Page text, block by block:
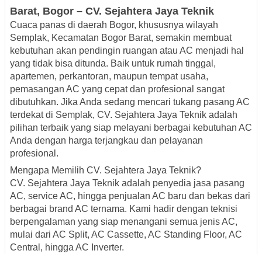
Barat, Bogor – CV. Sejahtera Jaya Teknik
Cuaca panas di daerah Bogor, khususnya wilayah
Semplak, Kecamatan Bogor Barat, semakin membuat
kebutuhan akan pendingin ruangan atau AC menjadi hal
yang tidak bisa ditunda. Baik untuk rumah tinggal,
apartemen, perkantoran, maupun tempat usaha,
pemasangan AC yang cepat dan profesional sangat
dibutuhkan. Jika Anda sedang mencari tukang pasang AC
terdekat di Semplak, CV. Sejahtera Jaya Teknik adalah
pilihan terbaik yang siap melayani berbagai kebutuhan AC
Anda dengan harga terjangkau dan pelayanan
profesional.
Mengapa Memilih CV. Sejahtera Jaya Teknik?
CV. Sejahtera Jaya Teknik adalah penyedia jasa pasang
AC, service AC, hingga penjualan AC baru dan bekas dari
berbagai brand AC ternama. Kami hadir dengan teknisi
berpengalaman yang siap menangani semua jenis AC,
mulai dari AC Split, AC Cassette, AC Standing Floor, AC
Central , hingga AC Inverter.